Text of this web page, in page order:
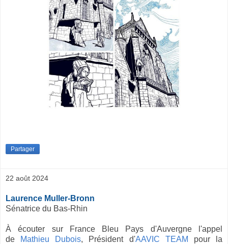
Partager
22 août 2024
Laurence Muller-Bronn
Sénatrice du Bas-Rhin
À écouter sur France Bleu Pays d'Auvergne l'appel
de
Mathieu Dubois, Président d'AAVIC TEAM
pour la